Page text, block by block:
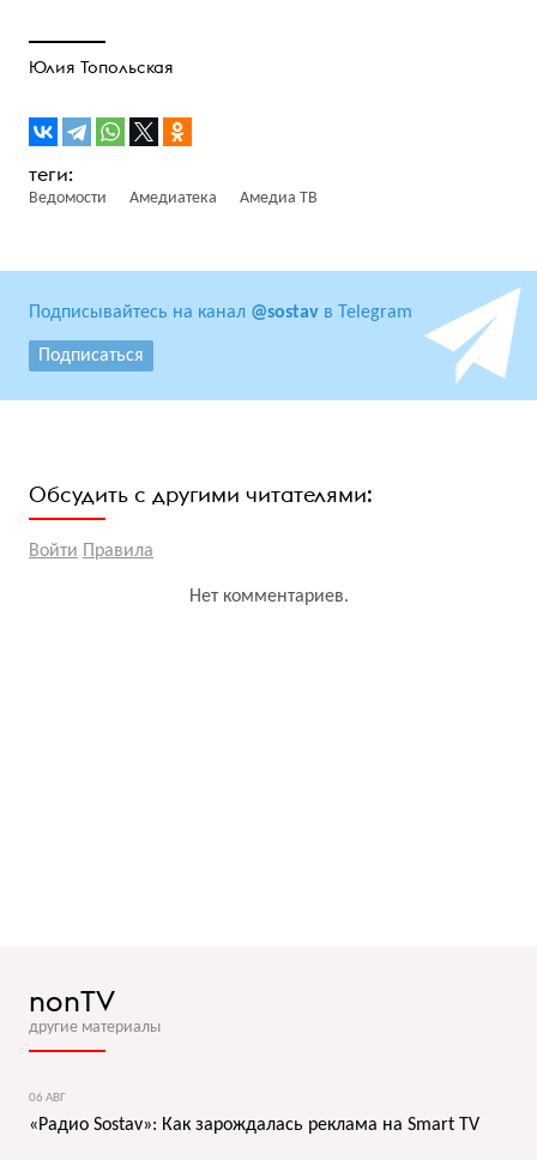
Юлия Топольская
Ведомости Амедиатека Амедиа ТВ
Подписывайтесь на канал @sostav в Telegram
Подписаться
Обсудить с другими читателями:
Войти Правила
Нет комментариев.
nonTV
другие материалы
06 АВГ
«Радио Sostav»: Как зарождалась реклама на Smart TV